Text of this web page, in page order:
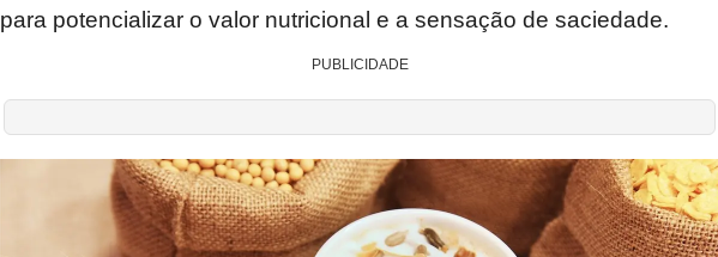
para potencializar o valor nutricional e a sensação de saciedade.
PUBLICIDADE